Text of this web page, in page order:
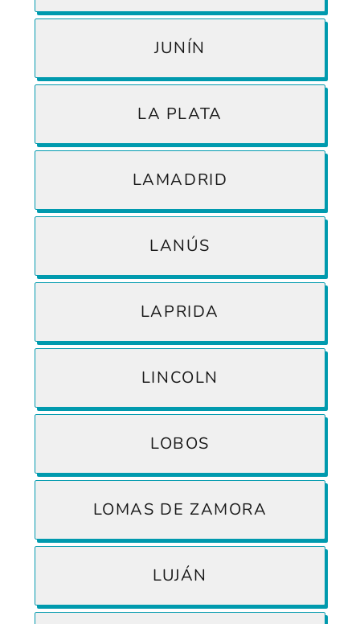
JUNÍN
LA PLATA
LAMADRID
LANÚS
LAPRIDA
LINCOLN
LOBOS
LOMAS DE ZAMORA
LUJÁN